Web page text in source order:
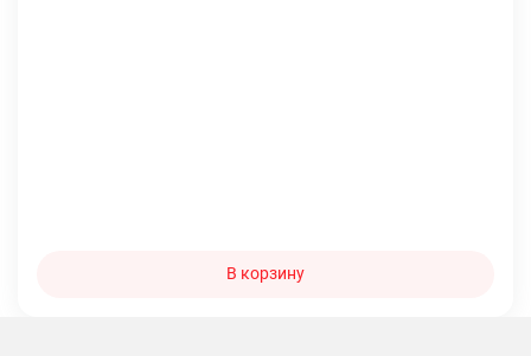
В корзину